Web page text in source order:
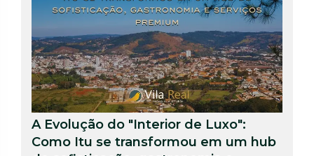
A Evolução do "Interior de Luxo":
Como Itu se transformou em um hub